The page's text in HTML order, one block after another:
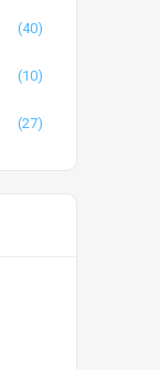
(40)
(10)
(27)